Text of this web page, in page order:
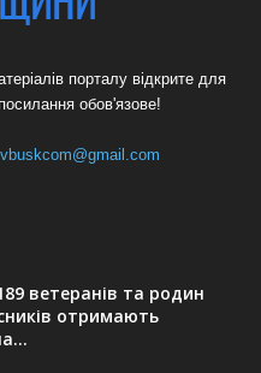
порталу відкрите для
обов'язове!
vbuskcom@gmail.com
ветеранів та родин
отримають